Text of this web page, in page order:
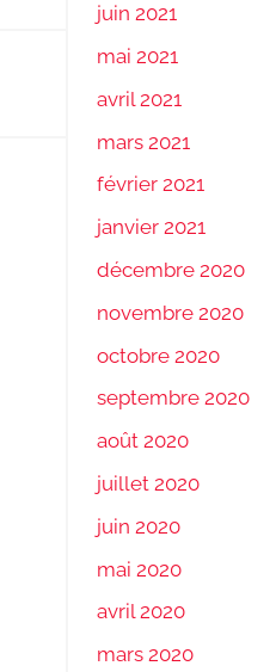
juin 2021
mai 2021
avril 2021
mars 2021
février 2021
janvier 2021
décembre 2020
novembre 2020
octobre 2020
septembre 2020
août 2020
juillet 2020
juin 2020
mai 2020
avril 2020
mars 2020